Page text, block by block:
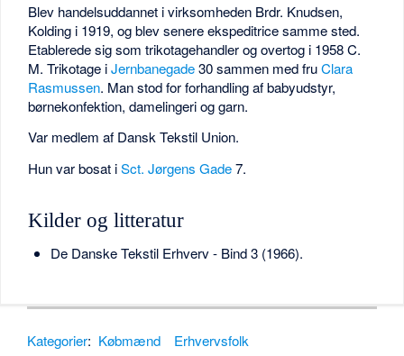
Blev handelsuddannet i virksomheden Brdr. Knudsen,
Kolding i 1919, og blev senere ekspeditrice samme sted.
Etablerede sig som trikotagehandler og overtog i 1958 C.
M. Trikotage iJernbanegade30 sammen med fruClara
Rasmussen. Man stod for forhandling af babyudstyr,
børnekonfektion, damelingeri og garn.
Var medlem af Dansk Tekstil Union.
Hun var bosat iSct. Jørgens Gade7.
Kilder og litteratur
De Danske Tekstil Erhverv - Bind 3 (1966).
Kategorier: Købmænd Erhvervsfolk